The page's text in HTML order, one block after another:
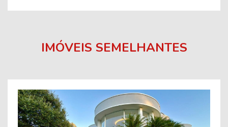
IMÓVEIS SEMELHANTES